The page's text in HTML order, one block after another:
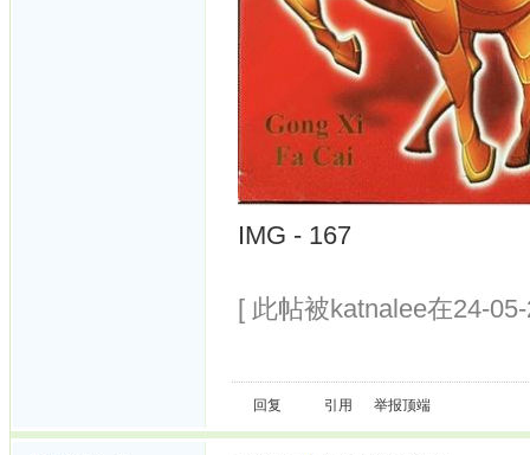
IMG - 167
[ 此帖被katnalee在24-
回复 引用 举报顶端